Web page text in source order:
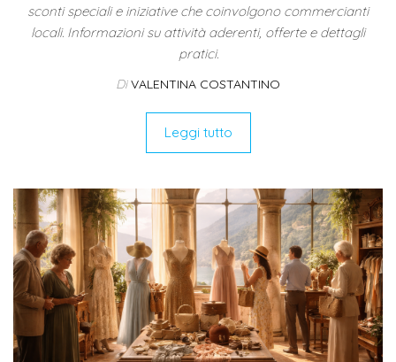
sconti speciali e iniziative che coinvolgono commercianti
locali. Informazioni su attività aderenti, offerte e dettagli
pratici.
Di VALENTINA COSTANTINO
Leggi tutto